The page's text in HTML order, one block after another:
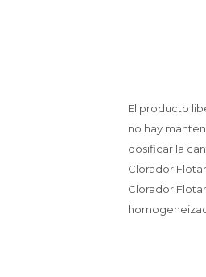
El producto
no hay
dosificar la
Clorador
Clorador